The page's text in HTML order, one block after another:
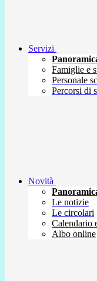
Servizi
Famiglie e
Personale
Percorsi di
Novità
Le notizie
Le circolari
Calendario
Albo online